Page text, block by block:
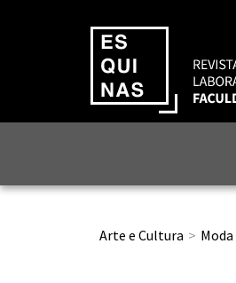
Arte e Cultura Moda